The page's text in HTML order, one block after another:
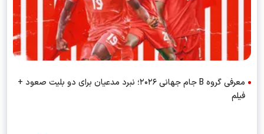
معرفی گروه B جام جهانی ۲۰۲۶؛ نبرد مدعیان برای دو بلیت صعود +
فیلم